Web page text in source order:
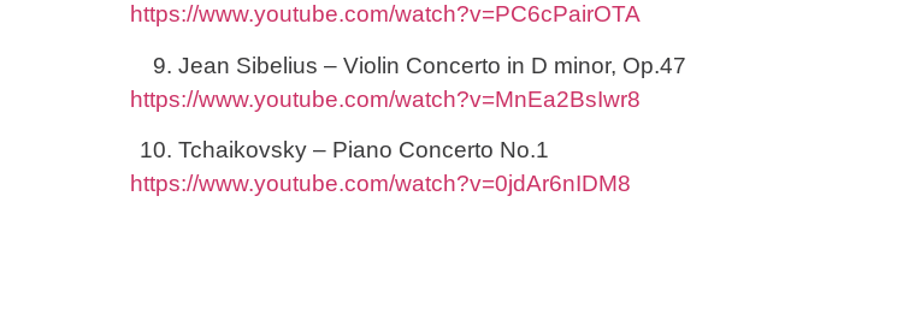
https://www.youtube.com/watch?v=PC6cPairOTA
Jean Sibelius – Violin Concerto in D minor, Op.47
https://www.youtube.com/watch?v=MnEa2BsIwr8
Tchaikovsky – Piano Concerto No.1
https://www.youtube.com/watch?v=0jdAr6nIDM8